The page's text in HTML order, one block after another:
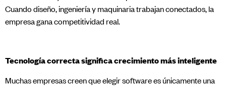
Cuando diseño, ingeniería y maquinaria trabajan conectados, la
empresa gana competitividad real.
Tecnología correcta significa crecimiento más inteligente
Muchas empresas creen que elegir software es únicamente una